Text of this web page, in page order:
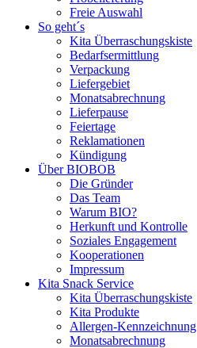
Freie Auswahl
So geht´s
Kita Überraschungskiste
Bedarfsermittlung
Verpackung
Liefergebiet
Monatsabrechnung
Lieferpause
Feiertage
Reklamationen
Kündigung
Über BIOBOB
Die Gründer
Das Team
Warum BIO?
Herkunft und Kontrolle
Soziales Engagement
Kooperationen
Impressum
Kita Snack Service
Kita Überraschungskiste
Kita Produkte
Allergen-Kennzeichnung
Monatsabrechnung